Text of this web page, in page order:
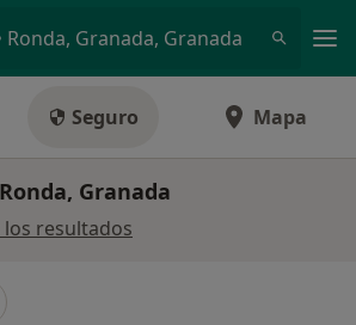
Ronda, Granada, Granada
Seguro Mapa
Granada
resultados